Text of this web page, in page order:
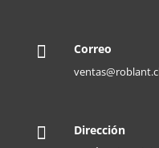
 Correo
 Dirección